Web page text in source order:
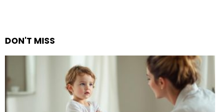
DON'T MISS